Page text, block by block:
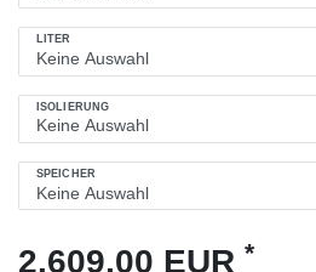
LITER
ISOLIERUNG
SPEICHER
2.609,00 EUR *